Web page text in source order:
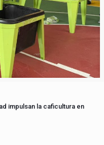
impulsan la caficultura en